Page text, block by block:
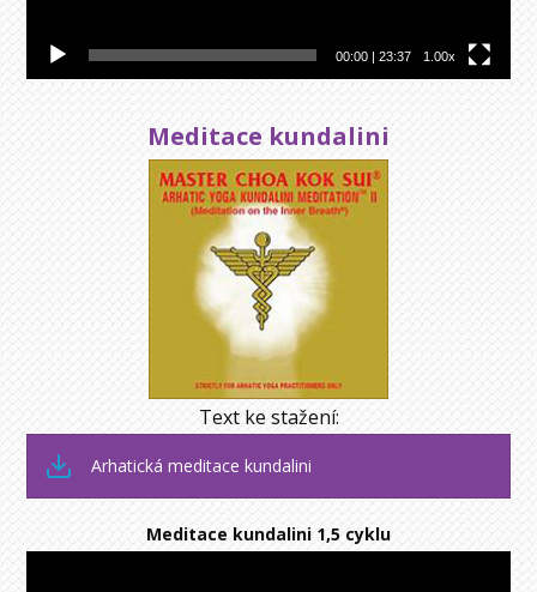
00:00| 23:37 1.00x
Meditace kundalini
Text ke stažení:
Arhatická meditace kundalini
Meditace kundalini 1,5 cyklu